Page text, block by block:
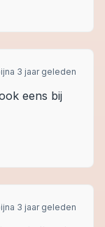
3 jaar geleden
eens bij
3 jaar geleden